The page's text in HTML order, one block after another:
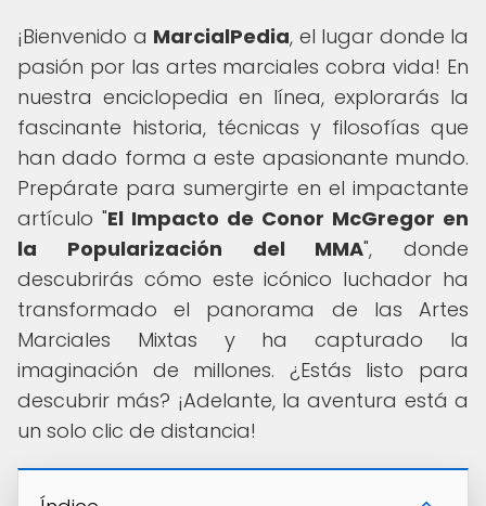
¡Bienvenido a MarcialPedia, el lugar donde la
pasión por las artes marciales cobra vida! En
nuestra enciclopedia en línea, explorarás la
fascinante historia, técnicas y filosofías que
han dado forma a este apasionante mundo.
Prepárate para sumergirte en el impactante
artículo "El Impacto de Conor McGregor en
la Popularización del MMA", donde
descubrirás cómo este icónico luchador ha
transformado el panorama de las Artes
Marciales Mixtas y ha capturado la
imaginación de millones. ¿Estás listo para
descubrir más? ¡Adelante, la aventura está a
un solo clic de distancia!